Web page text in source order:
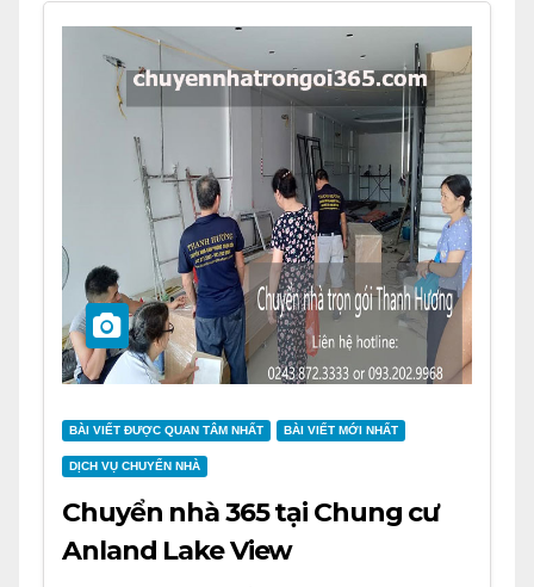
BÀI VIẾT ĐƯỢC QUAN TÂM NHẤT BÀI VIẾT MỚI NHẤT
DỊCH VỤ CHUYỂN NHÀ
Chuyển nhà 365 tại Chung cư
Anland Lake View